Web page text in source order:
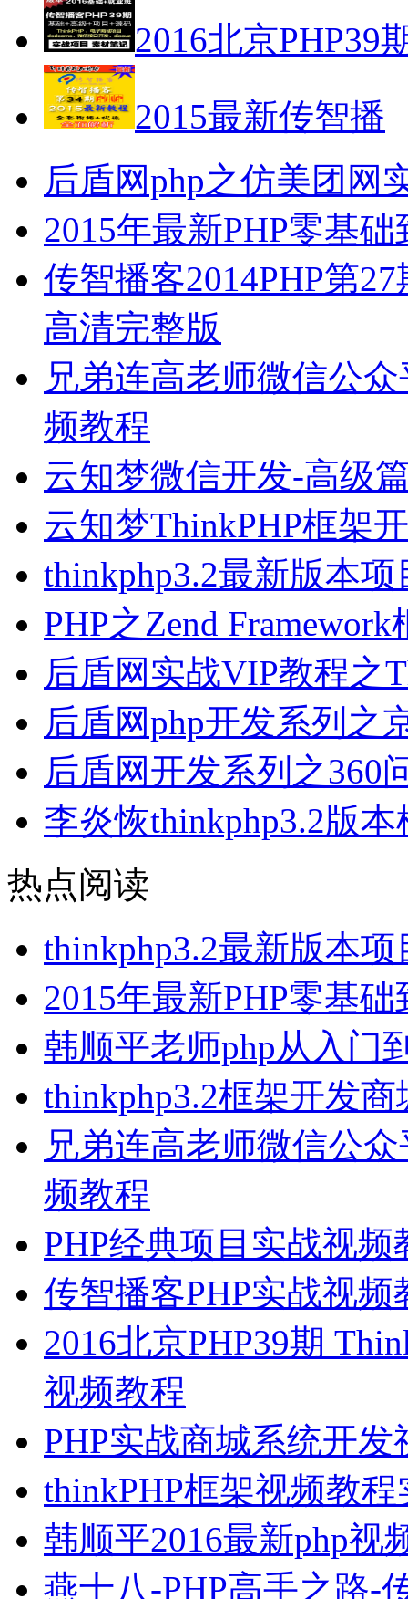
2016北京PHP39
2015最新传智播
后盾网php之仿美团网
2015年最新PHP零基
传智播客2014PHP第
高清完整版
兄弟连高老师微信公
频教程
云知梦微信开发-高级
云知梦ThinkPHP框架
thinkphp3.2最新版本
PHP之Zend
后盾网实战VIP教程之
后盾网php开发系列之
后盾网开发系列之360
李炎恢thinkphp3.2版
热点阅读
thinkphp3.2最新版本
2015年最新PHP零基
韩顺平老师php从入门
thinkphp3.2框架开发
兄弟连高老师微信公
频教程
PHP经典项目实战视频
传智播客PHP实战视
2016北京PHP39期
视频教程
PHP实战商城系统开发
thinkPHP框架视频教
韩顺平2016最新php视
燕十八-PHP高手之路-